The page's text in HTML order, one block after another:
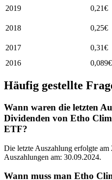
2019 0,21€
2018 0,25€
2017 0,31€
2016
0,089€
Häufig gestellte
Wann waren die letzten
Dividenden von Etho
ETF?
Die letzte Auszahlung erfolgte
Auszahlungen am: 30.09.2024.
Wann muss man Etho